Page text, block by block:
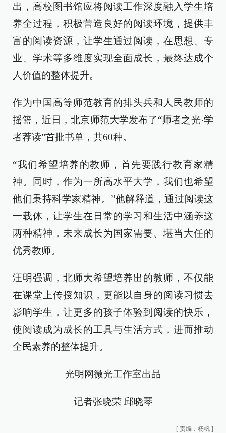
出，高校图书馆应将阅读工作深度融入学生培
养全过程，积极营造良好的阅读环境，提供丰
富的阅读资源，让学生通过阅读，在思想、专
业、学术等多维度实现全面成长，最终达成个
人价值的整体提升。
作为中国高等师范教育的排头兵和人民教师的
摇篮，近日，北京师范大学发布了“师者之光·学
者荐读”首批书单，共60种。
“我们希望培养的教师，首先要践行教育家精
神。同时，作为一所高水平大学，我们也希望
他们秉持科学家精神。”他解释道，通过阅读这
一载体，让学生在日常的学习和生活中涵养这
两种精神，未来成长为国家需要、堪当大任的
优秀教师。
汪明强调，北师大希望培养出的教师，不仅能
在课堂上传授知识，更能以自身的阅读习惯去
影响学生，让更多的孩子体验到阅读的快乐，
使阅读成为成长的工具与生活方式，进而推动
全民素养的整体提升。
光明网微光工作室出品
记者张晓荣 邱晓琴
[ 责编：杨帆 ]